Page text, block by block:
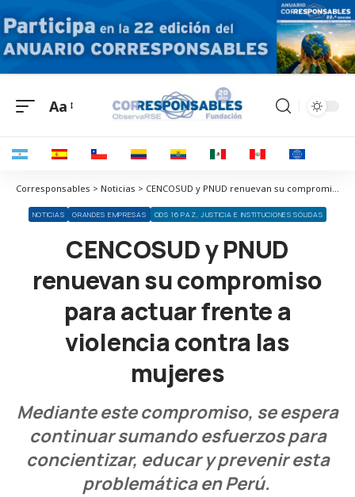
Aa
Corresponsables > Noticias > CENCOSUD y PNUD renuevan su compromiso para actuar frente a violencia contra las mujeres
NOTICIAS GRANDES EMPRESAS ODS 16 PAZ, JUSTICIA E INSTITUCIONES SÓLIDAS
CENCOSUD y PNUD
renuevan su compromiso
para actuar frente a
violencia contra las
mujeres
Mediante este compromiso, se espera
continuar sumando esfuerzos para
concientizar, educar y prevenir esta
problemática en Perú.